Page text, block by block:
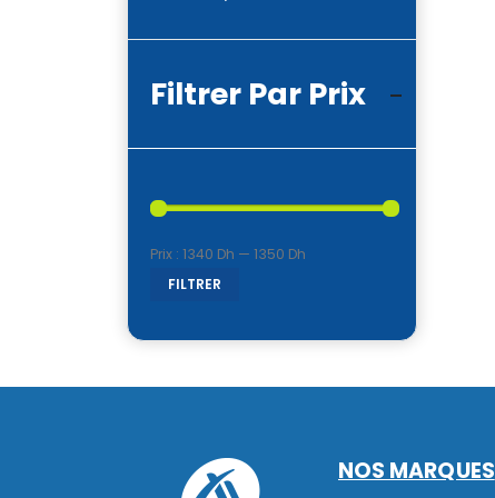
Filtrer Par Prix
Prix
PrixFILTRER
Prix : 1340 Dh — 1350 Dh
NOS MARQUES